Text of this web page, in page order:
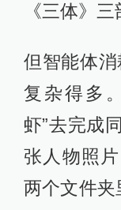
《三体》
但智能体
复杂得多
虾”去完成
张人物照
两个文件夹